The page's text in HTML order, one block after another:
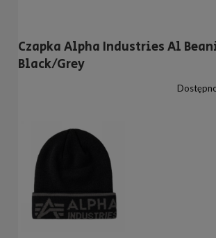
Czapka Alpha Industries Al
Black/Grey